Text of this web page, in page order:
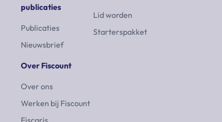
publicaties
Publicaties
Nieuwsbrief
Lid worden
Starterspakket
Over Fiscount
Over ons
Werken bij Fiscount